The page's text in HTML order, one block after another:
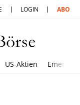
LOGIN ABO
US-Aktien